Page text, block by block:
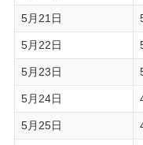
5月21日
5月22日
5月23日
5月24日
5月25日